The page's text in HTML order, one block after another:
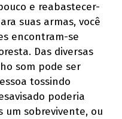
e reabastecer-
suas armas, você
encontram-se
Das diversas
som pode ser
tossindo
poderia
um sobrevivente, ou